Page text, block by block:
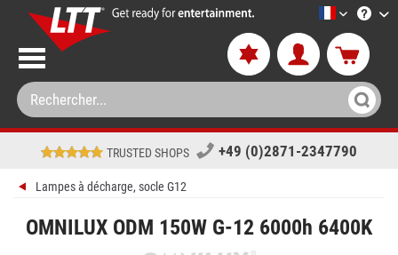
LTT-
TRUSTED SHOPS +49 (0)2871-2347790
Lampes à décharge, socle G12
OMNILUX ODM 150W G-12 6000h 6400K